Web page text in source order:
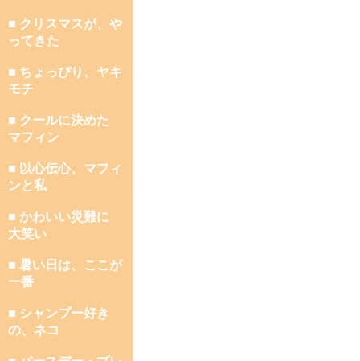
■ クリスマスが、や
ってきた
■ ちょっぴり、ヤキ
モチ
■ クールに決めた
マフィン
■ 以心伝心、マフィ
ンと私
■ かわいい災難に
大笑い
■ 暑い日は、ここが
一番
■ シャンプー好き
の、ネコ